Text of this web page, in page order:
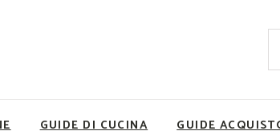
GUIDE DI CUCINA GUIDE
Ricette
Ricette
Ricette